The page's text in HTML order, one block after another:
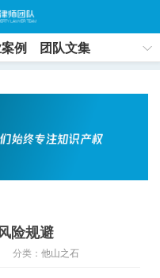
例
团队文集
险规避
分类： 他山之石